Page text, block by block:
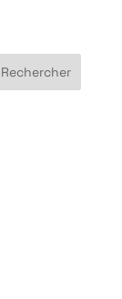
Rechercher